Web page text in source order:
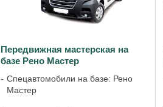
Передвижная мастерская на
базе Рено Мастер
Спецавтомобили на базе: Рено
Мастер